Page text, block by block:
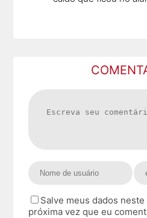
Salve meus dados
próxima vez que eu